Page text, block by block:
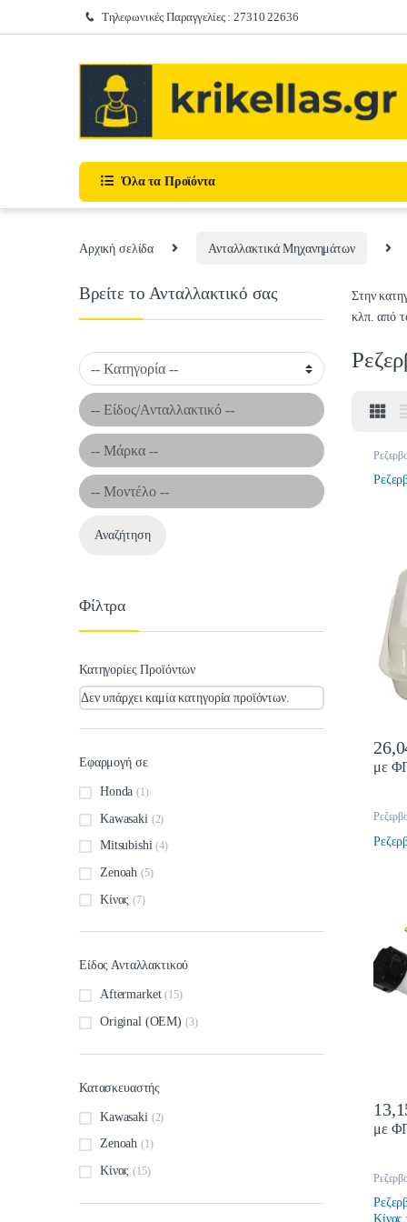
Skip to navigation
Τηλεφωνικές Παραγγελίες : 27310 22636
Όλα τα Προϊόντα
Αρχική σελίδα Ανταλλακτικά Μηχανημάτων
Στην
κλπ. από
με
με
Κίνας
Βρείτε το Ανταλλακτικό σας
Αναζήτηση
Φίλτρα
Κατηγορίες Προϊόντων
Δεν υπάρχει καμία κατηγορία προϊόντων.
Εφαρμογή σε
Honda (1)
Kawasaki (2)
Mitsubishi (4)
Zenoah (5)
Κίνας (7)
Είδος Ανταλλακτικού
Aftermarket (15)
Original (OEM) (3)
Κατασκευαστής
Kawasaki (2)
Zenoah (1)
Κίνας (15)